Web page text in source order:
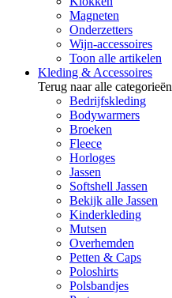
Magneten
Onderzetters
Wijn-accessoires
Toon alle artikelen
Kleding & Accessoires
Terug naar alle categorieën
Bedrijfskleding
Bodywarmers
Broeken
Fleece
Horloges
Jassen
Softshell Jassen
Bekijk alle Jassen
Kinderkleding
Mutsen
Overhemden
Petten & Caps
Poloshirts
Polsbandjes